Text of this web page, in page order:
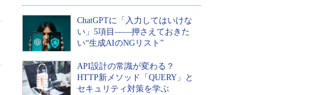
ChatGPTに「入力してはいけな
い」5項目――押さえておきた
い“生成AIのNGリスト”
API設計の常識が変わる？
HTTP新メソッド「QUERY」と
セキュリティ対策を学ぶ